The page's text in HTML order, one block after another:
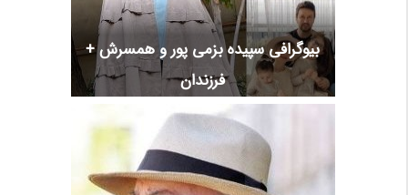
بیوگرافی سپیده بزمی پور و همسرش +
فرزندان